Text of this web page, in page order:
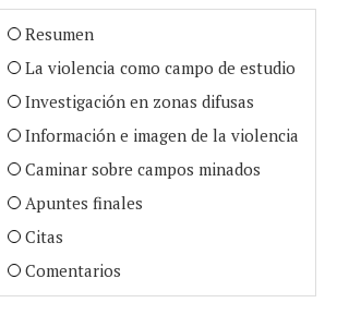
Resumen
La violencia como campo de estudio
Investigación en zonas difusas
Información e imagen de la violencia
Caminar sobre campos minados
Apuntes finales
Citas
Comentarios